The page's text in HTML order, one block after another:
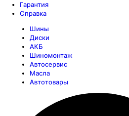
Гарантия
Справка
Шины
Диски
АКБ
Шиномонтаж
Автосервис
Масла
Автотовары